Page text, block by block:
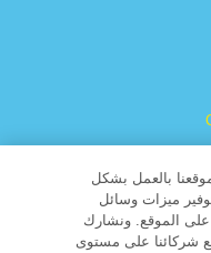
بالعمل بشكل
ميزات وسائل
على الموقع. ونشارك
شركائنا على مستوى